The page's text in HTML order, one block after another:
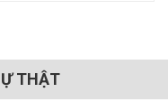
THẬT